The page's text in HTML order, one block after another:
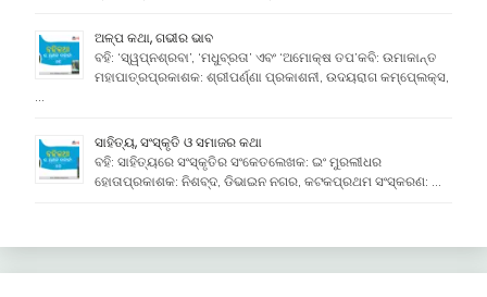
ଅଳ୍ପ କଥା, ଗଭୀର ଭାବ
ବହି: ‘ସ୍ୱପ୍ନଶ୍ରବା’, ‘ମଧୁବ୍ରତା’ ଏବଂ ‘ଅମୋକ୍ଷ ତପ’କବି: ଉମାକାନ୍ତ
ମହାପାତ୍ରପ୍ରକାଶକ: ଶ୍ରୀପର୍ଣ୍ଣା ପ୍ରକାଶନୀ, ଉଦୟରାଗ କମ୍ପେ୍ଲକ୍ସ,
…
ସାହିତ୍ୟ, ସଂସ୍କୃତି ଓ ସମାଜର କଥା
ବହି: ସାହିତ୍ୟରେ ସଂସ୍କୃତିର ସଂକେତଲେଖକ: ଇଂ ମୁରଲୀଧର
ହୋତାପ୍ରକାଶକ: ନିଶବ୍ଦ, ଡିଭାଇନ ନଗର, କଟକପ୍ରଥମ ସଂସ୍କରଣ: …